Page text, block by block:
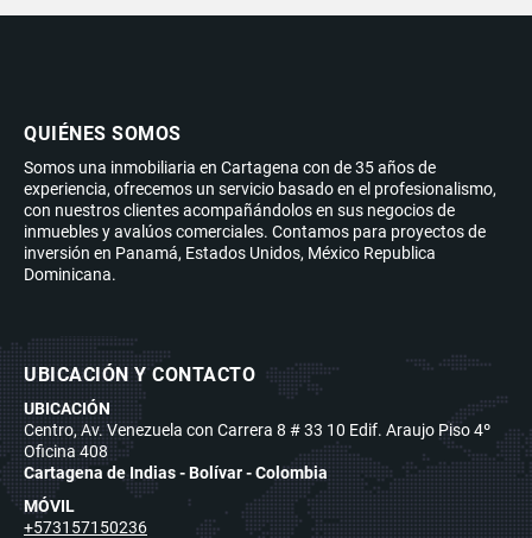
QUIÉNES SOMOS
Somos una inmobiliaria en Cartagena con de 35 años de
experiencia, ofrecemos un servicio basado en el profesionalismo,
con nuestros clientes acompañándolos en sus negocios de
inmuebles y avalúos comerciales. Contamos para proyectos de
inversión en Panamá, Estados Unidos, México Republica
Dominicana.
UBICACIÓN Y CONTACTO
UBICACIÓN
Centro, Av. Venezuela con Carrera 8 # 33 10 Edif. Araujo Piso 4º
Oficina 408
Cartagena de Indias - Bolívar - Colombia
MÓVIL
+573157150236